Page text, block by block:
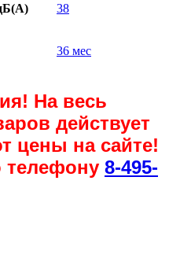
38
36 мес
На весь
действует
цены на сайте!
телефону 8-495-